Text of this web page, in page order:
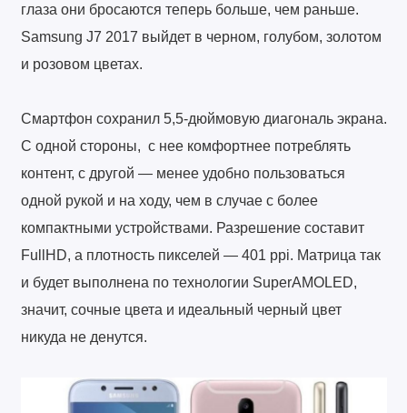
глаза они бросаются теперь больше, чем раньше.
Samsung J7 2017 выйдет в черном, голубом, золотом
и розовом цветах.
Смартфон сохранил 5,5-дюймовую диагональ экрана.
С одной стороны, с нее комфортнее потреблять
контент, с другой — менее удобно пользоваться
одной рукой и на ходу, чем в случае с более
компактными устройствами. Разрешение составит
FullHD, а плотность пикселей — 401 ppi. Матрица так
и будет выполнена по технологии SuperAMOLED,
значит, сочные цвета и идеальный черный цвет
никуда не денутся.